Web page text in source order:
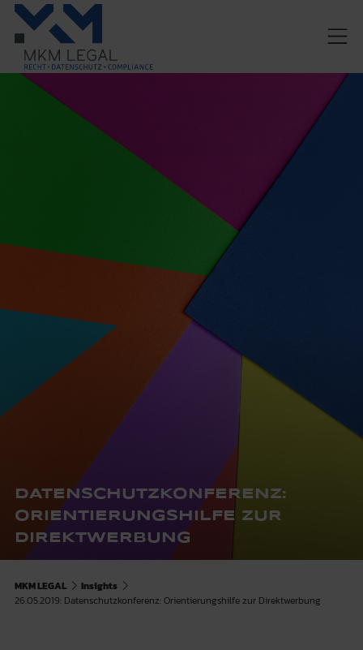
DATENSCHUTZKONFERENZ:
ORIENTIERUNGSHILFE ZUR
DIREKTWERBUNG
MKM LEGAL
Insights
26.05.2019: Datenschutzkonferenz: Orientierungshilfe zur Direktwerbung